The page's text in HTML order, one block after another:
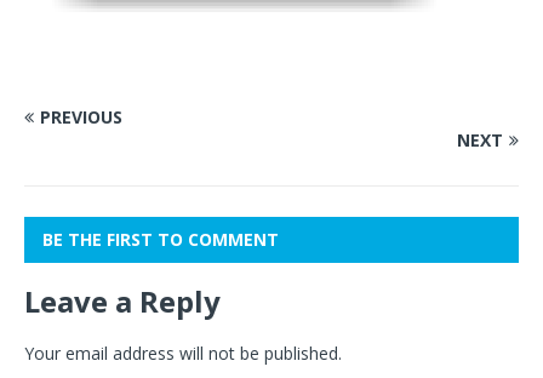
PREVIOUS
NEXT
BE THE FIRST TO COMMENT
Leave a Reply
Your email address will not be published.